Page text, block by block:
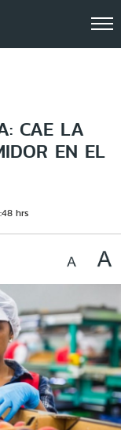
CAE LA
EN EL
hrs